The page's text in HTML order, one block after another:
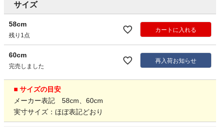
サイズ
58cm
残り1点
カートに入れる
60cm
完売しました
再入荷お知らせ
■ サイズの目安
メーカー表記 58cm、60cm
実寸サイズ：ほぼ表記どおり